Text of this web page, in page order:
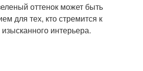
оттенок может быть
для тех, кто стремится к
интерьера.